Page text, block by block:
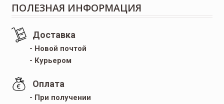
ПОЛЕЗНАЯ ИНФОРМАЦИЯ
Доставка
- Новой почтой
- Курьером
Оплата
- При получении